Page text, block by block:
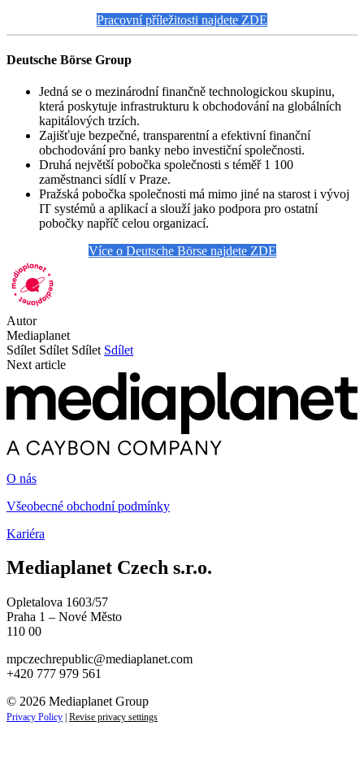
Pracovní příležitosti najdete ZDE
Deutsche Börse Group
Jedná se o mezinárodní finančně technologickou skupinu,
která poskytuje infrastrukturu k obchodování na globálních
kapitálových trzích.
Zajišťuje bezpečné, transparentní a efektivní finanční
obchodování pro banky nebo investiční společnosti.
Druhá největší pobočka společnosti s téměř 1 100
zaměstnanci sídlí v Praze.
Pražská pobočka společnosti má mimo jiné na starost i vývoj
IT systémů a aplikací a slouží jako podpora pro ostatní
pobočky napříč celou organizací.
Více o Deutsche Börse najdete ZDE
Autor
Mediaplanet
Sdílet Sdílet Sdílet Sdílet
Next article
O nás
Všeobecné obchodní podmínky
Kariéra
Mediaplanet Czech s.r.o.
Opletalova 1603/57
Praha 1 – Nové Město
110 00
mpczechrepublic@mediaplanet.com
+420 777 979 561
© 2026 Mediaplanet Group
Privacy Policy Revise privacy settings